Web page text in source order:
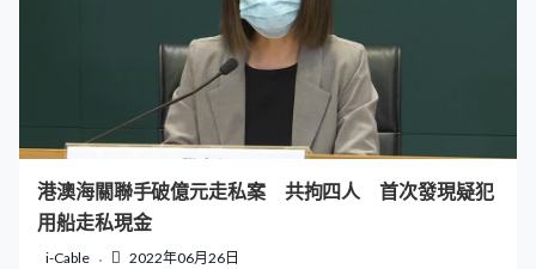
港澳海關聯手破億元走私案 共拘四人 首次發現疑犯
用船走私現金
i-Cable 2022年06月26日